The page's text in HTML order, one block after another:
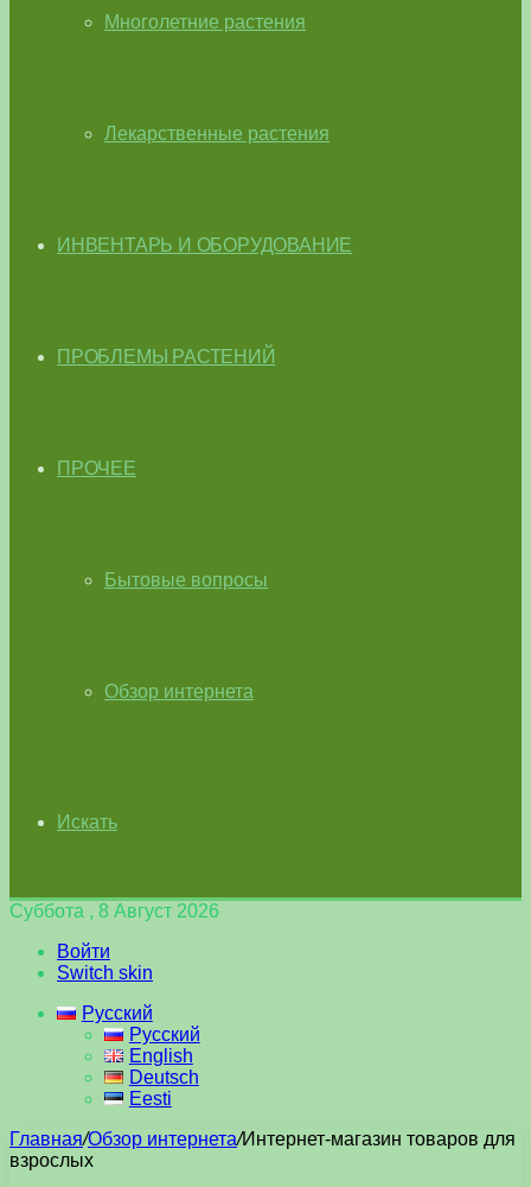
Многолетние растения
Лекарственные растения
ИНВЕНТАРЬ И ОБОРУДОВАНИЕ
ПРОБЛЕМЫ РАСТЕНИЙ
ПРОЧЕЕ
Бытовые вопросы
Обзор интернета
Искать
Суббота , 8 Август 2026
Войти
Switch skin
Русский
Русский
English
Deutsch
Eesti
Главная/Обзор интернета/Интернет-магазин товаров для
взрослых